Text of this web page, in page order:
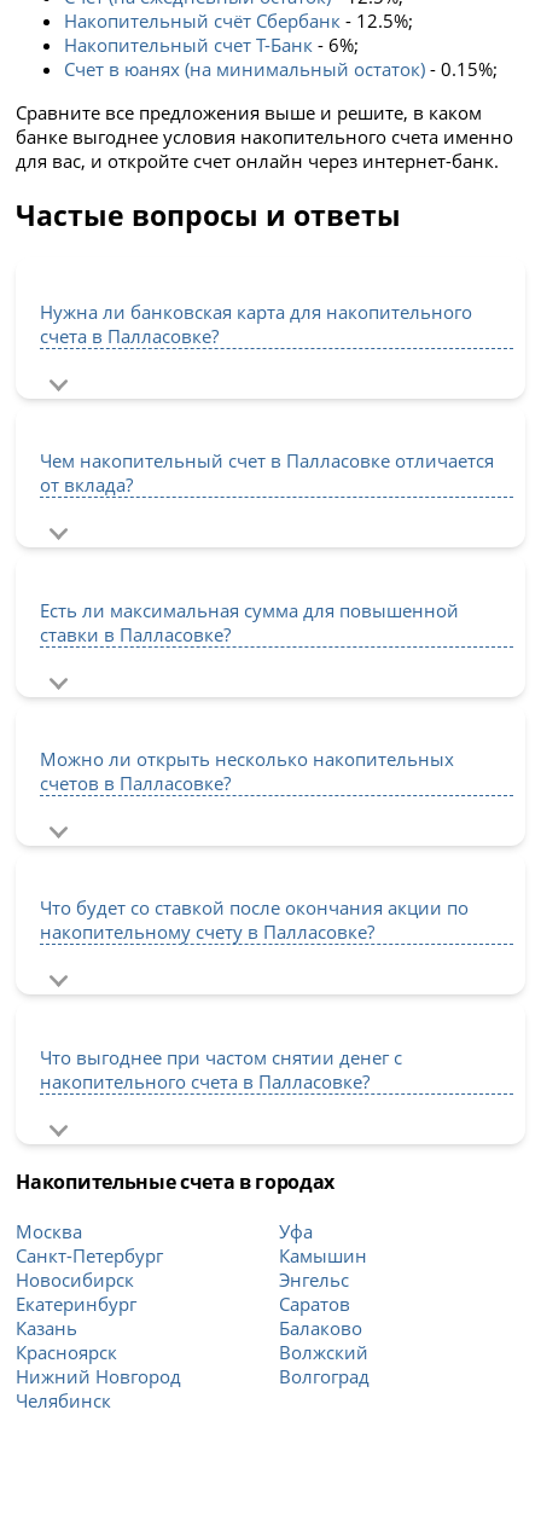
Накопительный счёт Сбербанк - 12.5%;
Накопительный счет Т-Банк - 6%;
Счет в юанях (на минимальный остаток) - 0.15%;
Сравните все предложения выше и решите, в каком
банке выгоднее условия накопительного счета именно
для вас, и откройте счет онлайн через интернет-банк.
Частые вопросы и ответы
Нужна ли банковская карта для накопительного
счета в Палласовке?
Чем накопительный счет в Палласовке отличается
от вклада?
Есть ли максимальная сумма для повышенной
ставки в Палласовке?
Можно ли открыть несколько накопительных
счетов в Палласовке?
Что будет со ставкой после окончания акции по
накопительному счету в Палласовке?
Что выгоднее при частом снятии денег с
накопительного счета в Палласовке?
Накопительные счета в городах
Москва
Санкт-Петербург
Новосибирск
Екатеринбург
Казань
Красноярск
Нижний Новгород
Челябинск
Уфа
Камышин
Энгельс
Саратов
Балаково
Волжский
Волгоград